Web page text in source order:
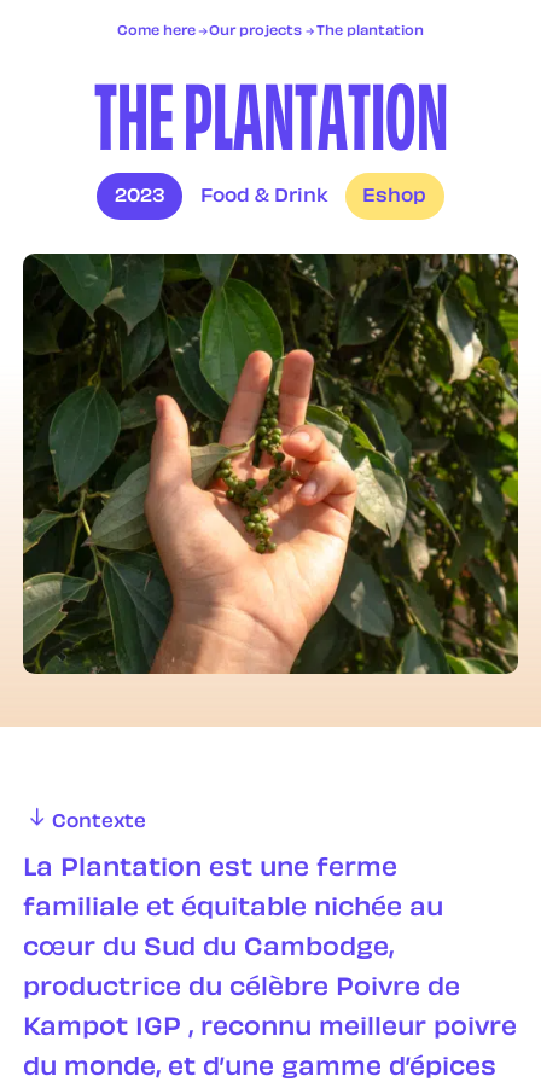
Contact
EN
Come here Our projects The plantation
THEPLANTATION
2023 Food & Drink Eshop
Contexte
La Plantation est une ferme
familiale et équitable nichée au
cœur du Sud du Cambodge,
productrice du célèbre Poivre de
Kampot IGP , reconnu meilleur poivre
du monde, et d’une gamme d’épices
VL spam explorer
Let us taste
your warm
cookies
Read more
ONLY THE ESSENTIALS